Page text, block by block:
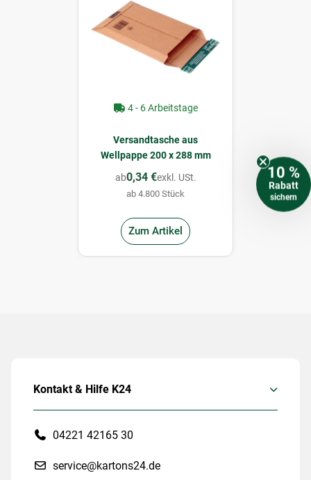
4 - 6 Arbeitstage
Versandtasche aus
Wellpappe 200 x 288 mm
ab0,34 €exkl. USt.
ab 4.800 Stück
Zum Artikel
Kontakt & Hilfe K24
04221 42165 30
service@kartons24.de
10 %
Rabatt
sichern